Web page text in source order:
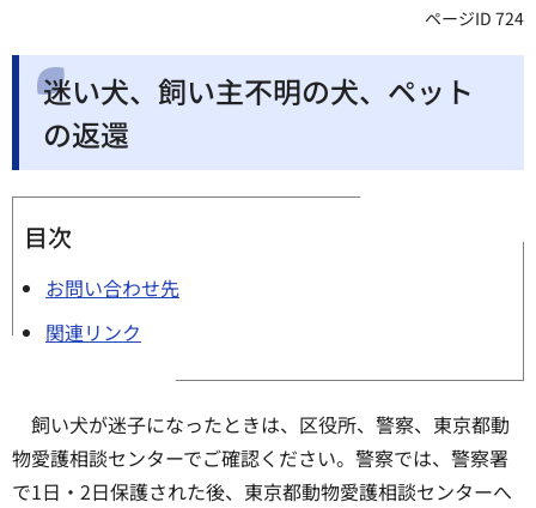
ページID 724
迷い犬、飼い主不明の犬、ペット
の返還
目次
お問い合わせ先
関連リンク
飼い犬が迷子になったときは、区役所、警察、東京都動
物愛護相談センターでご確認ください。警察では、警察署
で1日・2日保護された後、東京都動物愛護相談センターへ